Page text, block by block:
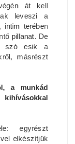
át kell
leveszi a
intim terében
pillanat. De
szó esik a
másrészt
a munkád
egyrészt
elkészítjük